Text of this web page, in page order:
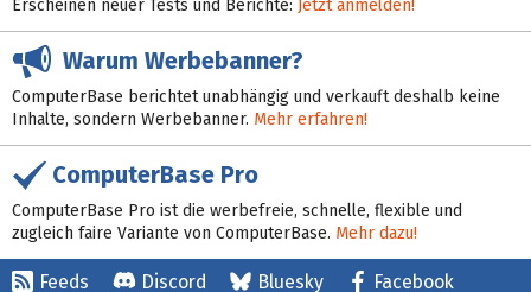
Erscheinen neuer Tests und Berichte: Jetzt anmelden!
Warum Werbebanner?
ComputerBase berichtet unabhängig und verkauft deshalb keine
Inhalte, sondern Werbebanner. Mehr erfahren!
ComputerBase Pro
ComputerBase Pro ist die werbefreie, schnelle, flexible und
zugleich faire Variante von ComputerBase. Mehr dazu!
Feeds Discord Bluesky Facebook